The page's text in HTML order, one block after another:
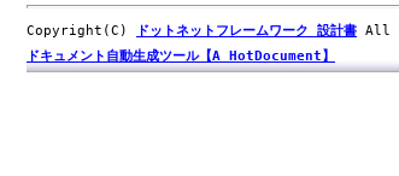
Copyright(C) ドットネットフレームワーク 設計書 All
ドキュメント自動生成ツール【A HotDocument】